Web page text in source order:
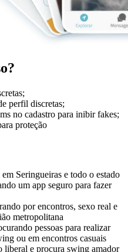
perfil discretas;
no cadastro para inibir fakes;
proteção
Seringueiras e todo o estado
um app seguro para fazer
por encontros, sexo real e
metropolitana
pessoas para realizar
ou em encontros casuais
liberal e procura swing amador